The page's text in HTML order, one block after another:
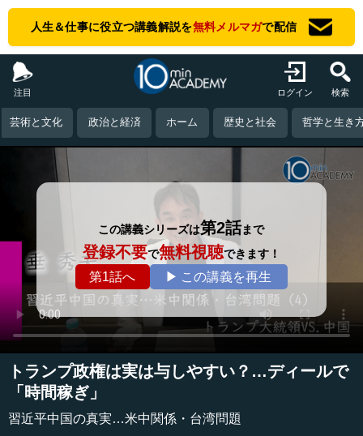
人生＆仕事に役立つ講義解説を無料メルマガで配信
注目 ログイン 検索
芸術と文化 政治と経済 ホーム 歴史と社会 哲学と生き
この講義シリーズは第2話まで
登録不要で無料視聴できます！
第1話へ ▶ この講義を再生
トランプ政権は実は与しやすい？…ディールで
「時間稼ぎ」
習近平中国の真実…米中関係・台湾問題